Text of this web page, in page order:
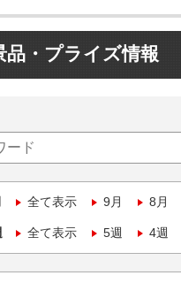
品・プライズ情報
全て表示 9月 8月
全て表示 5週 4週